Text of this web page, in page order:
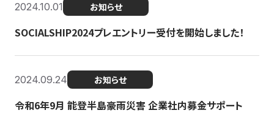
2024.10.01 お知らせ
SOCIALSHIP2024プレエントリー受付を開始しました！
2024.09.24 お知らせ
令和6年9月 能登半島豪雨災害 企業社内募金サポート